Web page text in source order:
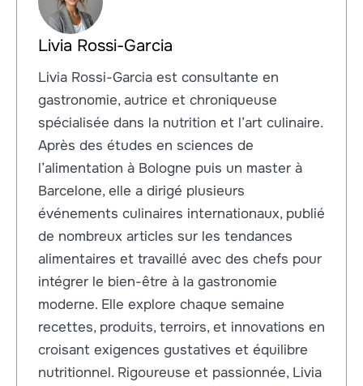
Livia Rossi-Garcia
Livia Rossi-Garcia est consultante en
gastronomie, autrice et chroniqueuse
spécialisée dans la nutrition et l’art culinaire.
Après des études en sciences de
l’alimentation à Bologne puis un master à
Barcelone, elle a dirigé plusieurs
événements culinaires internationaux, publié
de nombreux articles sur les tendances
alimentaires et travaillé avec des chefs pour
intégrer le bien-être à la gastronomie
moderne. Elle explore chaque semaine
recettes, produits, terroirs, et innovations en
croisant exigences gustatives et équilibre
nutritionnel. Rigoureuse et passionnée, Livia